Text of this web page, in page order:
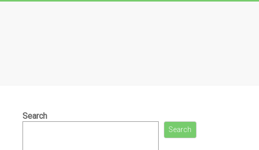
Search
Search